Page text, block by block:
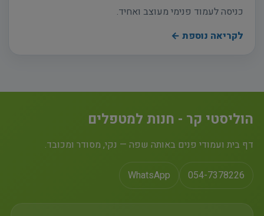
כניסה לעמוד פנימי מעוצב ואחיד.
לקריאה נוספת ←
הוליסטי קר - חנות למטפלים
דף בית ועמודי פנים באותה שפה — נקי, מסודר ומכובד.
054-7378226
WhatsApp